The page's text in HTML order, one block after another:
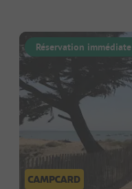
Réservation immédiate